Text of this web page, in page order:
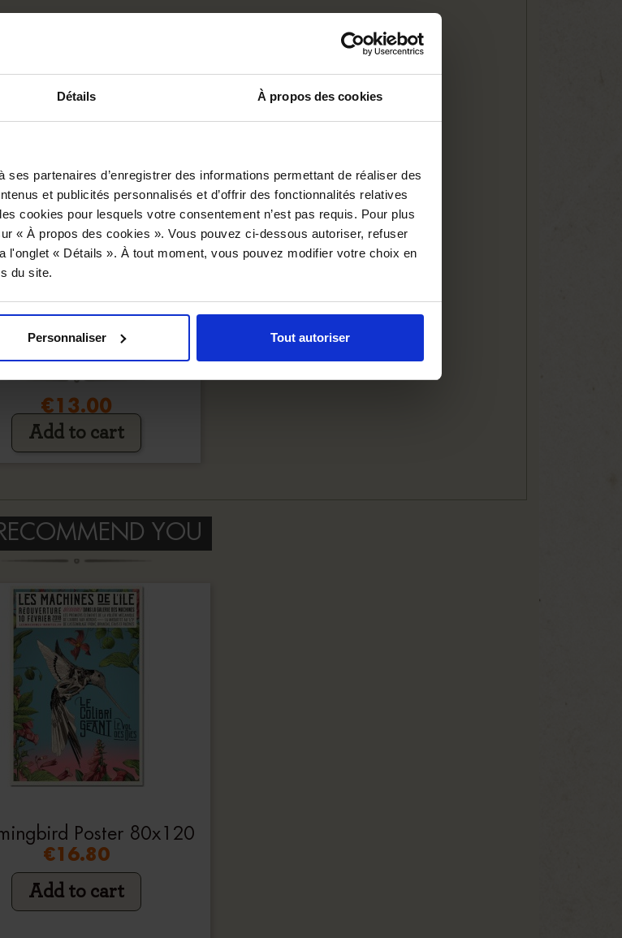
Détails À propos des cookies
partenaires d’enregistrer des informations permettant de réaliser des
et publicités personnalisés et d’offrir des fonctionnalités relatives
cookies pour lesquels votre consentement n’est pas requis. Pour plus
« À propos des cookies ». Vous pouvez ci-dessous autoriser, refuser
l'onglet « Détails ». À tout moment, vous pouvez modifier votre choix en
du site.
Personnaliser Tout autoriser
creations of Stephan Muntaner !
STAINLESS STEEL MUG
€13.00
Add to cart
YOU
Poster 80x120
€16.80
Add to cart